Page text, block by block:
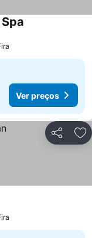
Ver preços
Partilhar